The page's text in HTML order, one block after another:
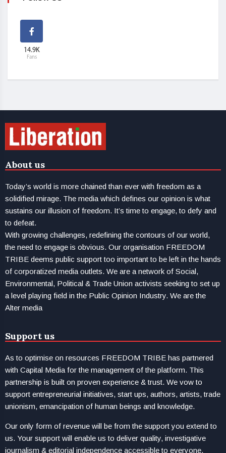
14.9K
Fans
About us
Today’s world is more chained than ever with freedom as a
solidified mirage. The media which defines our opinion is what
sustains our illusion of freedom. It’s time to engage, to defy and
to defeat.
With growing challenges, redefining the contours of our world,
the need to engage is obvious. Our organisation FREEDOM
TRIBE deems public support too important to be left in the hands
of corporatized media outlets. We are a network of Social,
Environmental, Political & Trade Union activists seeking to set up
a level playing field in the Public Opinion Industry. We are the
Alter media
Support us
As to optimise on resources FREEDOM TRIBE has partnered
with Capital Media for the management of the platform. This
partnership is built on proven experience & trust. We vow to
support entrepreneurial initiatives, start ups, authors, artists, trade
unionism, emancipation of human beings and knowledge.
Our only form of revenue will be from the support you extend to
us. Your support will enable us to deliver quality, investigative
journalism & editorial independence accessible to everyone.